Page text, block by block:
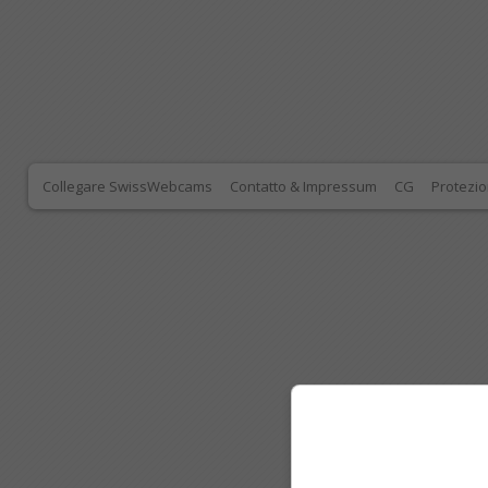
Collegare SwissWebcams Contatto & Impressum CG